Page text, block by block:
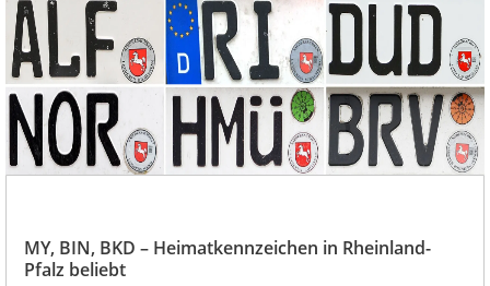
MY, BIN, BKD – Heimatkennzeichen in Rheinland-
Pfalz beliebt